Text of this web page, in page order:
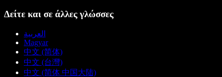
Δείτε και σε άλλες γλώσσες
العربية
Magyar
中文 (简体)
中文 (台灣)
中文 (简体 中国大陆)